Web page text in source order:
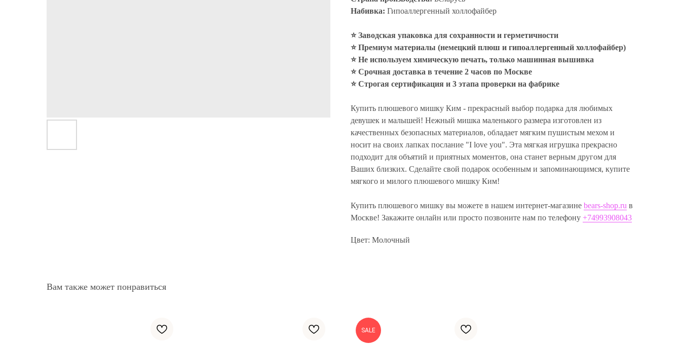
Набивка: Гипоаллергенный холлофайбер
⭐ Заводская упаковка для сохранности и герметичности
⭐ Премиум материалы (немецкий плюш и гипоаллергенный холлофайбер)
⭐Не используем химическую печать, только машинная вышивка
⭐ Срочная доставка в течение 2 часов по Москве
⭐ Строгая сертификация и 3 этапа проверки на фабрике
Купить плюшевого мишку Ким - прекрасный выбор подарка для любимых
девушек и малышей! Нежный мишка маленького размера изготовлен из
качественных безопасных материалов, обладает мягким пушистым мехом и
носит на своих лапках послание "I love you". Эта мягкая игрушка прекрасно
подходит для объятий и приятных моментов, она станет верным другом для
Ваших близких. Сделайте свой подарок особенным и запоминающимся, купите
мягкого и милого плюшевого мишку Ким!
Купить плюшевого мишку вы можете в нашем интернет-магазине bears-shop.ru в
Москве! Закажите онлайн или просто позвоните нам по телефону +74993908043
Цвет: Молочный
Вам также может понравиться
SALE